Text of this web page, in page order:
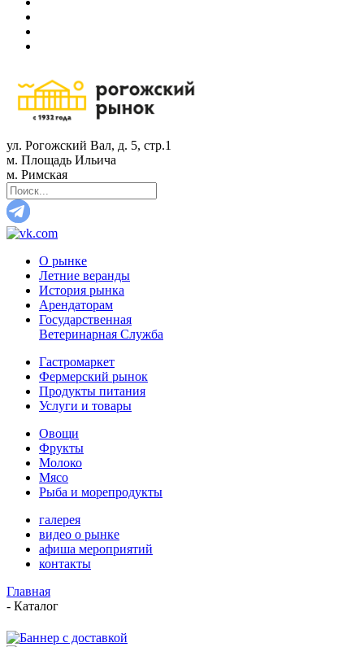
ул. Рогожский Вал, д. 5, стр.1
м. Площадь Ильича
м. Римская
О рынке
Летние веранды
История рынка
Арендаторам
Государственная
Ветеринарная Служба
Гастромаркет
Фермерский рынок
Продукты питания
Услуги и товары
Овощи
Фрукты
Молоко
Мясо
Рыба и морепродукты
галерея
видео о рынке
афиша мероприятий
контакты
Главная
- Каталог